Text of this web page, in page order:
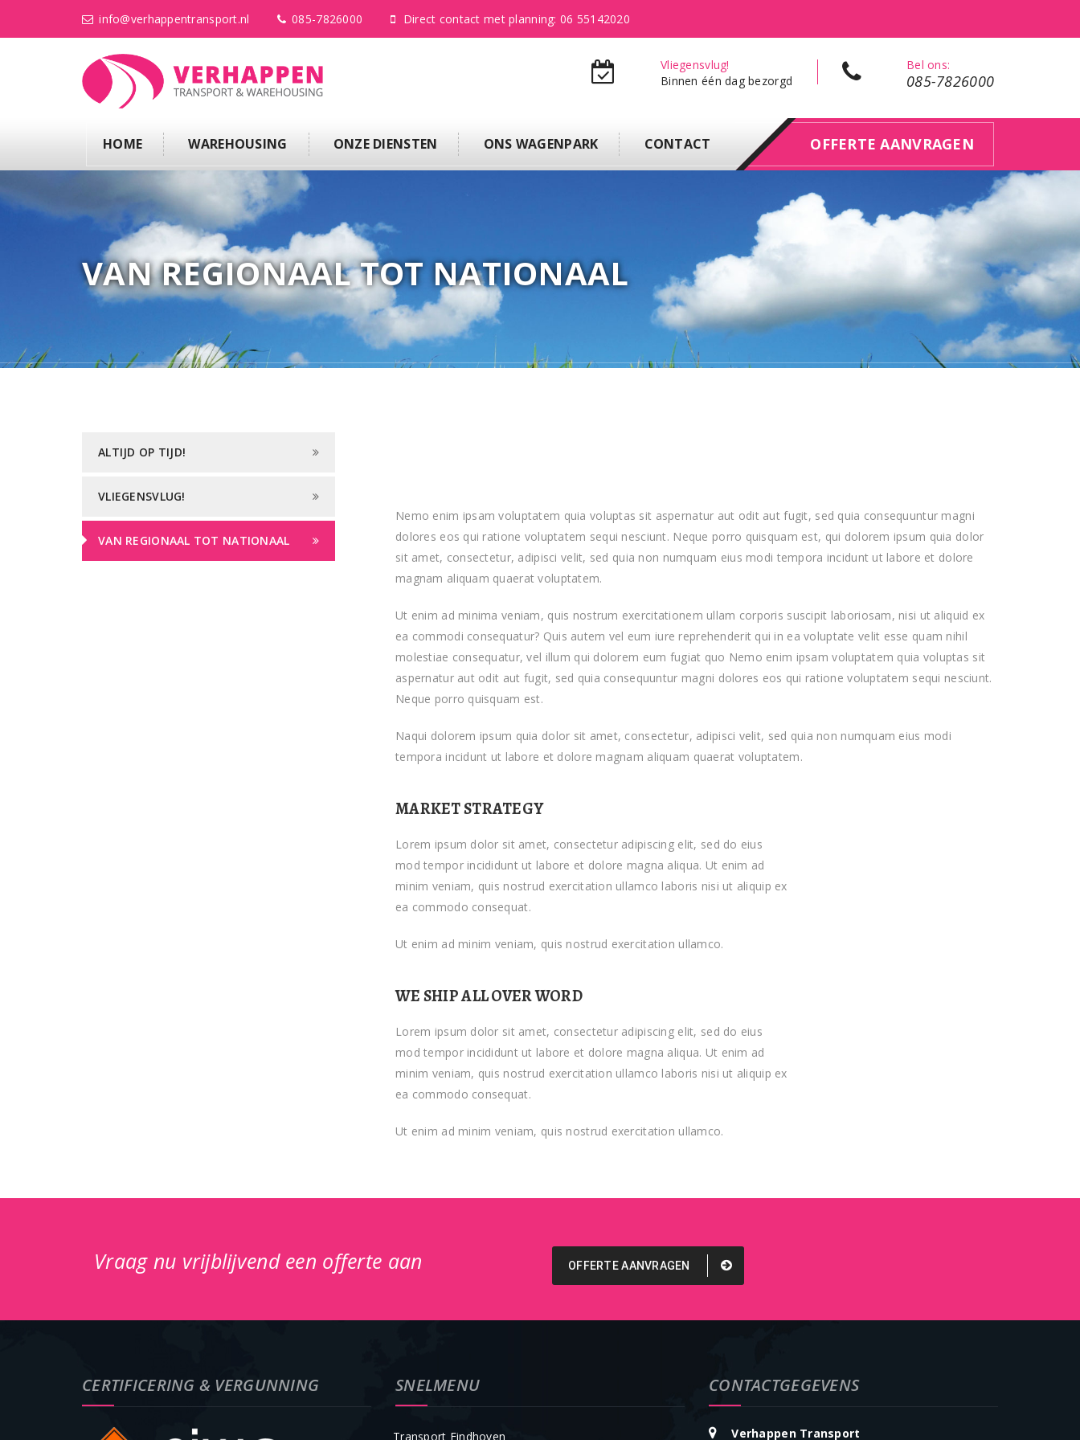
info@verhappentransport.nl 085-7826000 Direct contact met planning: 06 55142020
Vliegensvlug!
Binnen één dag bezorgd
Bel ons:
085-7826000
HOME WAREHOUSING ONZE DIENSTEN ONS WAGENPARK CONTACT OFFERTE AANVRAGEN
VAN REGIONAAL TOT NATIONAAL
ALTIJD OP TIJD!
VLIEGENSVLUG!
VAN REGIONAAL TOT NATIONAAL
Nemo enim ipsam voluptatem quia voluptas sit aspernatur aut odit aut fugit, sed quia consequuntur magni
dolores eos qui ratione voluptatem sequi nesciunt. Neque porro quisquam est, qui dolorem ipsum quia dolor
sit amet, consectetur, adipisci velit, sed quia non numquam eius modi tempora incidunt ut labore et dolore
magnam aliquam quaerat voluptatem.
Ut enim ad minima veniam, quis nostrum exercitationem ullam corporis suscipit laboriosam, nisi ut aliquid ex
ea commodi consequatur? Quis autem vel eum iure reprehenderit qui in ea voluptate velit esse quam nihil
molestiae consequatur, vel illum qui dolorem eum fugiat quo Nemo enim ipsam voluptatem quia voluptas sit
aspernatur aut odit aut fugit, sed quia consequuntur magni dolores eos qui ratione voluptatem sequi nesciunt.
Neque porro quisquam est.
Naqui dolorem ipsum quia dolor sit amet, consectetur, adipisci velit, sed quia non numquam eius modi
tempora incidunt ut labore et dolore magnam aliquam quaerat voluptatem.
MARKET STRATEGY
Lorem ipsum dolor sit amet, consectetur adipiscing elit, sed do eius
mod tempor incididunt ut labore et dolore magna aliqua. Ut enim ad
minim veniam, quis nostrud exercitation ullamco laboris nisi ut aliquip ex
ea commodo consequat.
Ut enim ad minim veniam, quis nostrud exercitation ullamco.
WE SHIP ALL OVER WORD
Lorem ipsum dolor sit amet, consectetur adipiscing elit, sed do eius
mod tempor incididunt ut labore et dolore magna aliqua. Ut enim ad
minim veniam, quis nostrud exercitation ullamco laboris nisi ut aliquip ex
ea commodo consequat.
Ut enim ad minim veniam, quis nostrud exercitation ullamco.
Vraag nu vrijblijvend een offerte aan OFFERTE AANVRAGEN
CERTIFICERING & VERGUNNING SNELMENU
Transport Eindhoven
CONTACTGEGEVENS
Verhappen Transport